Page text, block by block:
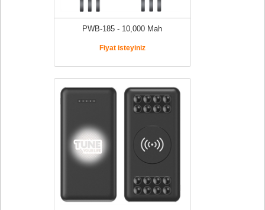
PWB-185 - 10,000 Mah
Fiyat isteyiniz